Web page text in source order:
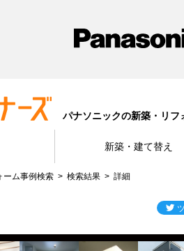
パナソニックの新築・リフ
新築・建て替え
ーム事例検索 検索結果 詳細